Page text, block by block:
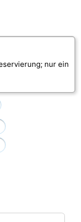
nur ein